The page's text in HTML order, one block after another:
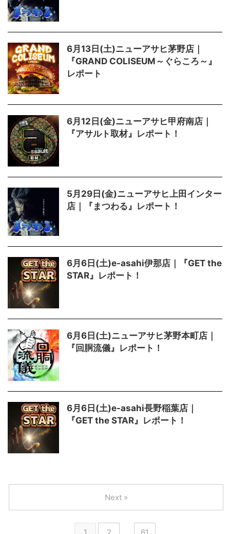
6月13日(土)ニューアサヒ茅野店｜
『GRAND COLISEUM～ぐらころ～』
レポート
6月12日(金)ニューアサヒ甲府南店｜
『アサルト取材』レポート！
5月29日(金)ニューアサヒ上田インター
店｜『まつわる』レポート！
6月6日(土)e-asahi伊那店｜『GET the
STAR』レポート！
6月6日(土)ニューアサヒ茅野本町店｜
『回胴流儀』レポート！
6月6日(土)e-asahi長野稲葉店｜
『GET the STAR』レポート！
Next »